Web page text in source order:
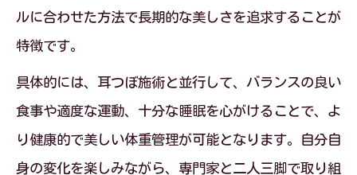
ルに合わせた方法で長期的な美しさを追求することが
特徴です。
具体的には、耳つぼ施術と並行して、バランスの良い
食事や適度な運動、十分な睡眠を心がけることで、よ
り健康的で美しい体重管理が可能となります。自分自
身の変化を楽しみながら、専門家と二人三脚で取り組